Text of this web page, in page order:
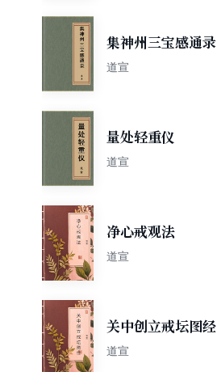
集神州三宝感通录
道宣
量处轻重仪
道宣
净心戒观法
道宣
关中创立戒坛图经
道宣